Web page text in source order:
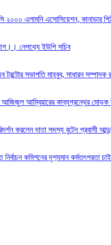
এলামনি এসোসিয়েশন, কানাডার
নেপথ্যে ইউপি সচিব
সভাপতি মাহবুব, সাধারন সম্পাদক
আজিজুল আম্বিয়ারের কাব্যগ্রন্থের মোড়ক
করলেন দাতা সদস্য বৃটেন প্রবাসী
নির্বাচন কমিশনের দৃশ‍্যমান কর্মতৎপরতা চাই